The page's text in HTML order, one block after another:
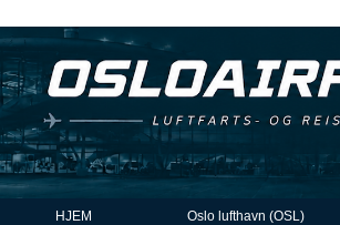
HJEM Oslo lufthavn (OSL)